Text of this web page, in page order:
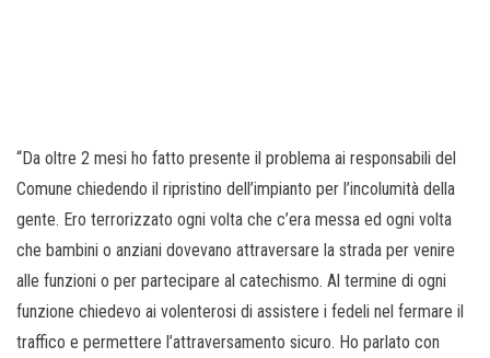
“Da oltre 2 mesi ho fatto presente il problema ai responsabili del
Comune chiedendo il ripristino dell’impianto per l’incolumità della
gente. Ero terrorizzato ogni volta che c’era messa ed ogni volta
che bambini o anziani dovevano attraversare la strada per venire
alle funzioni o per partecipare al catechismo. Al termine di ogni
funzione chiedevo ai volenterosi di assistere i fedeli nel fermare il
traffico e permettere l’attraversamento sicuro. Ho parlato con